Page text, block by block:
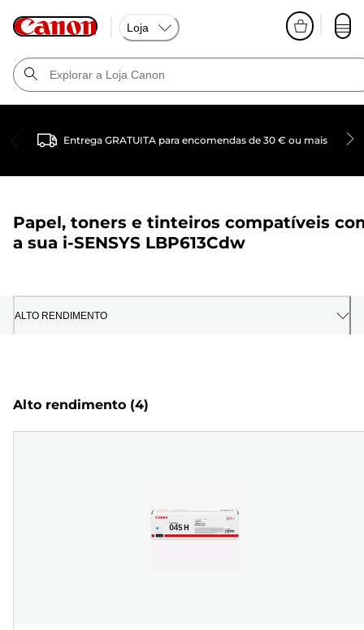
Loja
Entrega GRATUITA para encomendas de 30 € ou mais
Papel, toners e tinteiros compatíveis
a sua i-SENSYS LBP613Cdw
ALTO RENDIMENTO
Alto rendimento (4)